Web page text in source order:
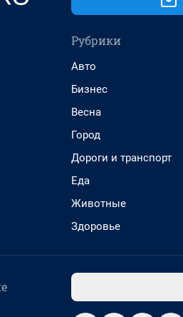
Рубрики
Авто
Бизнес
Весна
Город
Дороги и транспорт
Еда
Животные
Здоровье